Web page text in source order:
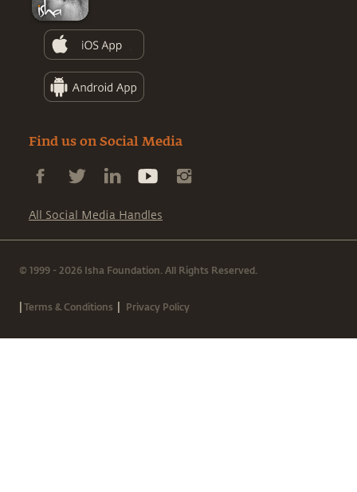
Find us on Social Media
All Social Media Handles
© 1999 - 2026 Isha Foundation. All Rights Reserved.
|Terms & Conditions | Privacy Policy